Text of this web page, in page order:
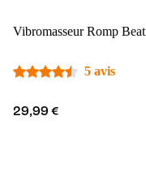
Vibromasseur Romp Beat
5 avis
29,99 €